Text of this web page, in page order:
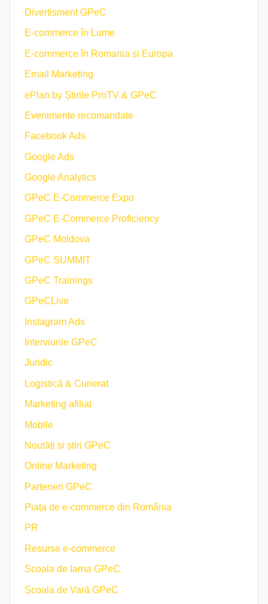
Divertisment GPeC
E-commerce în Lume
E-commerce în Romania și Europa
Email Marketing
ePlan by Știrile ProTV & GPeC
Evenimente recomandate
Facebook Ads
Google Ads
Google Analytics
GPeC E-Commerce Expo
GPeC E-Commerce Proficiency
GPeC Moldova
GPeC SUMMIT
GPeC Trainings
GPeCLive
Instagram Ads
Interviurile GPeC
Juridic
Logistică & Curierat
Marketing afiliat
Mobile
Noutăți și știri GPeC
Online Marketing
Parteneri GPeC
Piața de e-commerce din România
PR
Resurse e-commerce
Scoala de Iarna GPeC
Școala de Vară GPeC